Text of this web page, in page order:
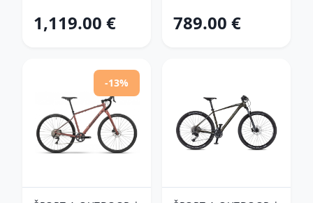
modrá/biela/mat/lesk
1,119.00 €
cm)
789.00 €
-13%